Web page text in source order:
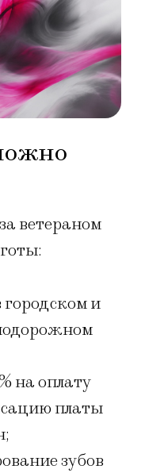
ветераном
городском и
на оплату
платы
зубов